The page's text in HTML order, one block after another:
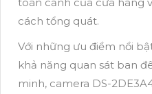
cách tổng quát.
Với những ưu điểm nổi
khả năng quan sát ban
minh, camera DS-